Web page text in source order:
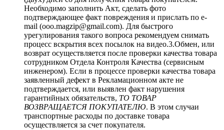
Необходимо заполнить Акт, сделать фото
подтверждающее факт повреждения и прислать по e-
mail (ooo.magzip@gmail.com). Для быстрого
урегулирования такого вопроса рекомендуем снимать
процесс вскрытия всех посылок на видео.3.Обмен, или
возврат осуществляется после проверки качества товара
сотрудником Отдела Контроля Качества (сервисным
инженером). Если в процессе проверки качества товара
заявленный дефект в Рекламационном акте не
подтверждается, или выявлен факт нарушения
гарантийных обязательств, ТО ТОВАР
ВОЗВРАЩАЕТСЯ ПОКУПАТЕЛЮ. В этом случаи
транспортные расходы по доставке товара
осуществляется за счет покупателя.